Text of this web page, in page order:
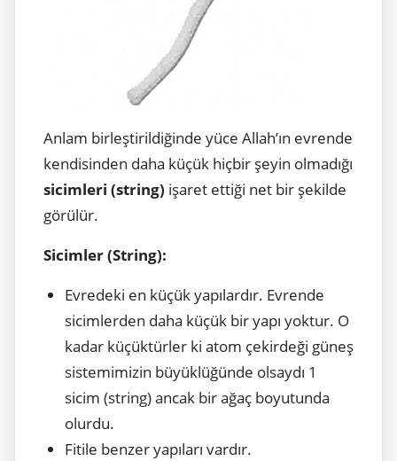
Anlam birleştirildiğinde yüce Allah’ın evrende
kendisinden daha küçük hiçbir şeyin olmadığı
sicimleri (string) işaret ettiği net bir şekilde
görülür.
Sicimler (String):
Evredeki en küçük yapılardır. Evrende
sicimlerden daha küçük bir yapı yoktur. O
kadar küçüktürler ki atom çekirdeği güneş
sistemimizin büyüklüğünde olsaydı 1
sicim (string) ancak bir ağaç boyutunda
olurdu.
Fitile benzer yapıları vardır.